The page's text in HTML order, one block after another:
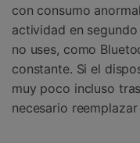
con consumo
actividad en
no uses, como
constante. Si el
muy poco incluso
necesario